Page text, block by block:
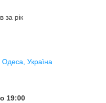
за рік
Україна
19:00